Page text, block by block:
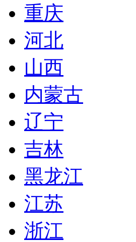
重庆
河北
山西
内蒙古
辽宁
吉林
黑龙江
江苏
浙江